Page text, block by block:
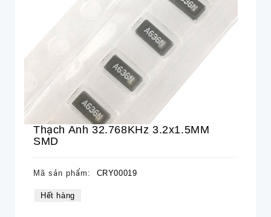
Thạch Anh 32.768KHz 3.2x1.5MM
SMD
Mã sản phẩm: CRY00019
Hết hàng